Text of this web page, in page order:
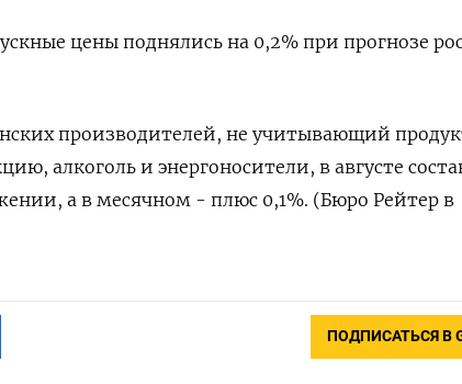
цены поднялись на 0,2% при прогнозе
производителей, не учитывающий
алкоголь и энергоносители, в августе
а в месячном - плюс 0,1%. (Бюро Рейтер в
ПОДПИСАТЬСЯ В